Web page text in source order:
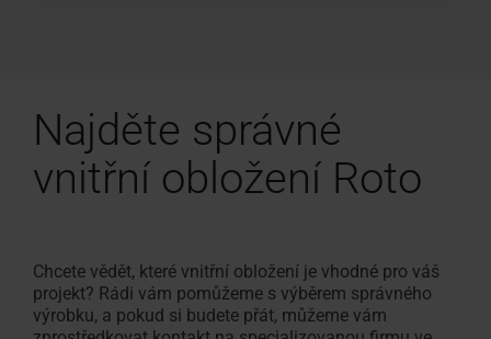
Najděte správné
vnitřní obložení Roto
Chcete vědět, které vnitřní obložení je vhodné pro váš
projekt? Rádi vám pomůžeme s výběrem správného
výrobku, a pokud si budete přát, můžeme vám